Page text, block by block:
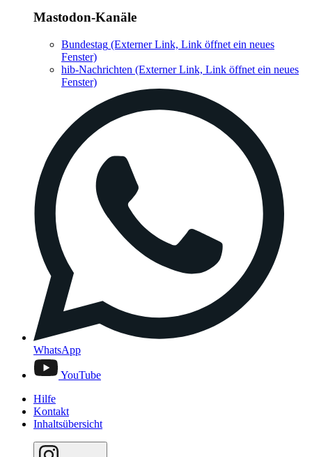
Mastodon-Kanäle
Bundestag (Externer Link, Link öffnet ein neues
Fenster)
hib-Nachrichten (Externer Link, Link öffnet ein neues
Fenster)
WhatsApp
YouTube
Hilfe
Kontakt
Inhaltsübersicht